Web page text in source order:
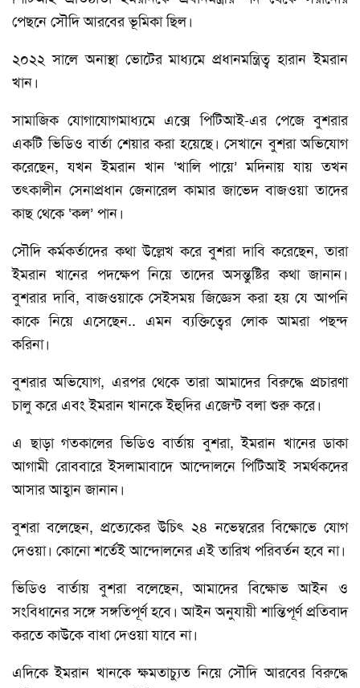
পেছনে সৌদি আরবের ভূমিকা ছিল।
২০২২ সালে অনাস্থা ভোটের মাধ্যমে প্রধানমন্ত্রিত্ব হারান ইমরান
খান।
সামাজিক যোগাযোগমাধ্যমে এক্সে পিটিআই-এর পেজে বুশরার
একটি ভিডিও বার্তা শেয়ার করা হয়েছে। সেখানে বুশরা অভিযোগ
করেছেন, যখন ইমরান খান ‘খালি পায়ে’ মদিনায় যায় তখন
তৎকালীন সেনাপ্রধান জেনারেল কামার জাভেদ বাজওয়া তাদের
কাছ থেকে ‘কল’ পান।
সৌদি কর্মকর্তাদের কথা উল্লেখ করে বুশরা দাবি করেছেন, তারা
ইমরান খানের পদক্ষেপ নিয়ে তাদের অসন্তুষ্টির কথা জানান।
বুশরার দাবি, বাজওয়াকে সেইসময় জিজ্ঞেস করা হয় যে আপনি
কাকে নিয়ে এসেছেন.. এমন ব্যক্তিত্বের লোক আমরা পছন্দ
করিনা।
বুশরার অভিযোগ, এরপর থেকে তারা আমাদের বিরুদ্ধে প্রচারণা
চালু করে এবং ইমরান খানকে ইহুদির এজেন্ট বলা শুরু করে।
এ ছাড়া গতকালের ভিডিও বার্তায় বুশরা, ইমরান খানের ডাকা
আগামী রোববারে ইসলামাবাদে আন্দোলনে পিটিআই সমর্থকদের
আসার আহ্বান জানান।
বুশরা বলেছেন, প্রত্যেকের উচিৎ ২৪ নভেম্বরের বিক্ষোভে যোগ
দেওয়া। কোনো শর্তেই আন্দোলনের এই তারিখ পরিবর্তন হবে না।
ভিডিও বার্তায় বুশরা বলেছেন, আমাদের বিক্ষোভ আইন ও
সংবিধানের সঙ্গে সঙ্গতিপূর্ণ হবে। আইন অনুযায়ী শান্তিপূর্ণ প্রতিবাদ
করতে কাউকে বাধা দেওয়া যাবে না।
এদিকে ইমরান খানকে ক্ষমতাচ্যুত নিয়ে সৌদি আরবের বিরুদ্ধে